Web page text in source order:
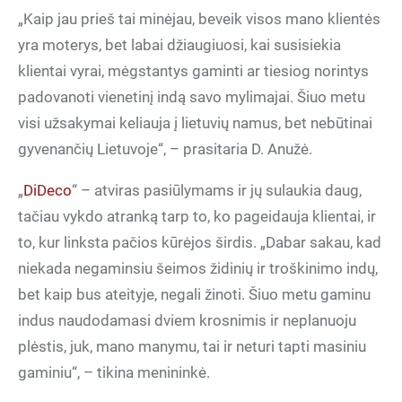
„Kaip jau prieš tai minėjau, beveik visos mano klientės
yra moterys, bet labai džiaugiuosi, kai susisiekia
klientai vyrai, mėgstantys gaminti ar tiesiog norintys
padovanoti vienetinį indą savo mylimajai. Šiuo metu
visi užsakymai keliauja į lietuvių namus, bet nebūtinai
gyvenančių Lietuvoje“, – prasitaria D. Anužė.
„DiDeco“ – atviras pasiūlymams ir jų sulaukia daug,
tačiau vykdo atranką tarp to, ko pageidauja klientai, ir
to, kur linksta pačios kūrėjos širdis. „Dabar sakau, kad
niekada negaminsiu šeimos židinių ir troškinimo indų,
bet kaip bus ateityje, negali žinoti. Šiuo metu gaminu
indus naudodamasi dviem krosnimis ir neplanuoju
plėstis, juk, mano manymu, tai ir neturi tapti masiniu
gaminiu“, – tikina menininkė.